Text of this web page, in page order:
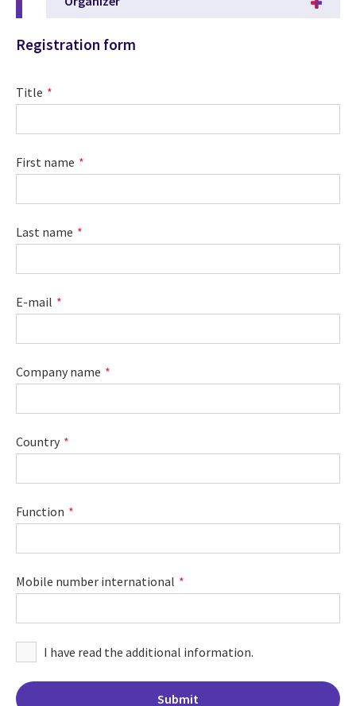
Registration form
Title
First name
Last name
E-mail
Company name
Country
Function
Mobile number international
I have read the additional information.